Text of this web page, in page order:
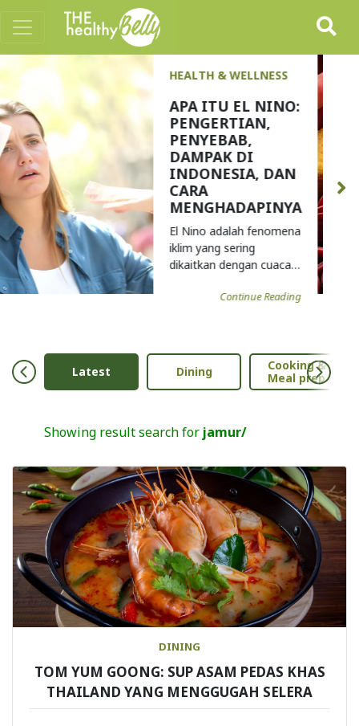
HEALTH & WELLNESS
PANDUAN
LENGKAP
KOLESTEROL:
PENYEBAB,
GEJALA, CARA
MENURUNKAN
DAN
PENCEGAHANNYA
Kolesterol adalah zat
lemak yang secara alami
Latest Dining
Cooking &
Meal prep
DINING
TOM YUM GOONG: SUP ASAM PEDAS KHAS
THAILAND YANG MENGGUGAH SELERA